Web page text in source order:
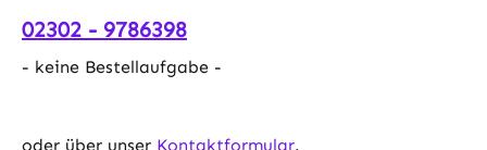
EPE-
180 x 60
02302 - 9786398
- keine Bestellaufgabe -
oder über unser Kontaktformular.